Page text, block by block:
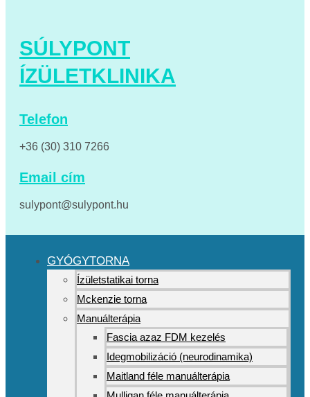
SÚLYPONT
ÍZÜLETKLINIKA
Telefon
+36 (30) 310 7266
Email cím
sulypont@sulypont.hu
GYÓGYTORNA
Ízületstatikai torna
Mckenzie torna
Manuálterápia
Fascia azaz FDM kezelés
Idegmobilizáció (neurodinamika)
Maitland féle manuálterápia